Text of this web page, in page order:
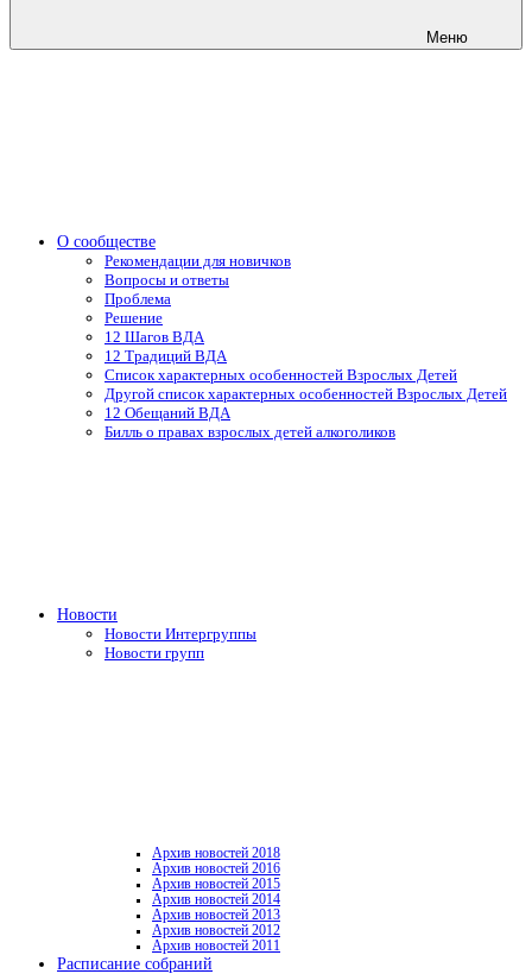
Меню
О сообществе
Рекомендации для новичков
Вопросы и ответы
Проблема
Решение
12 Шагов ВДА
12 Традиций ВДА
Список характерных особенностей Взрослых Детей
Другой список характерных особенностей Взрослых Детей
12 Обещаний ВДА
Билль о правах взрослых детей алкоголиков
Новости
Новости Интергруппы
Новости групп
Архив новостей 2018
Архив новостей 2016
Архив новостей 2015
Архив новостей 2014
Архив новостей 2013
Архив новостей 2012
Архив новостей 2011
Расписание собраний